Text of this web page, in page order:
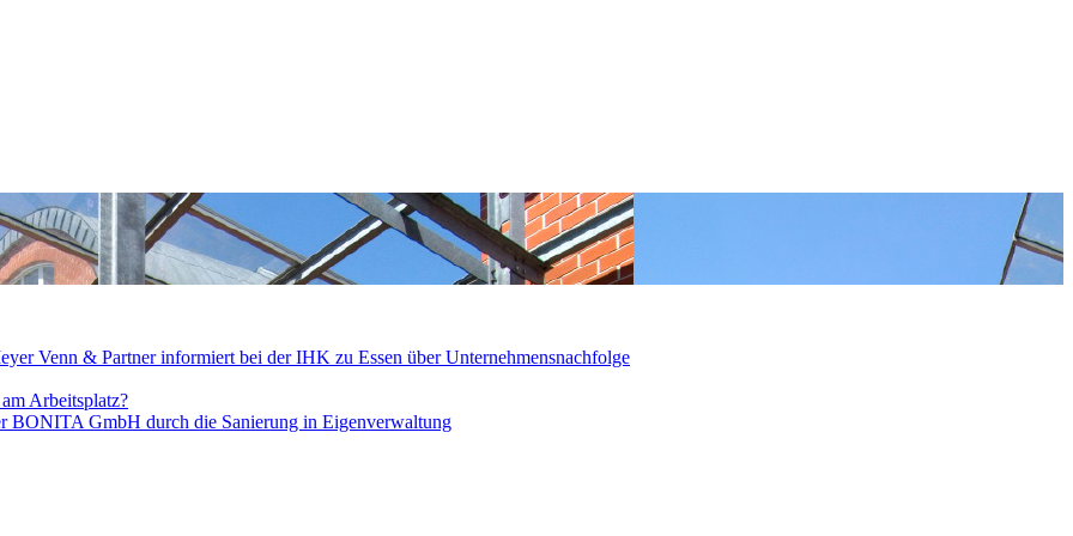
Venn & Partner informiert bei der IHK zu Essen über Unternehmensnachfolge
Arbeitsplatz?
BONITA GmbH durch die Sanierung in Eigenverwaltung